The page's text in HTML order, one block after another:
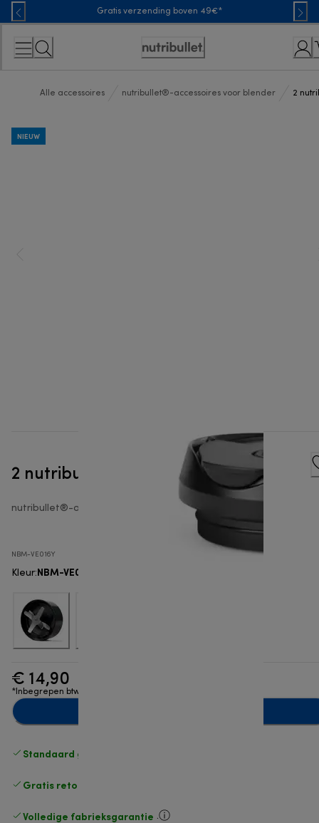
Skip
to
Content
Gratis verzending boven 49€*
Toegankelijkheidsverklaring
Alle accessoires nutribullet®-accessoires voor blender 2
NIEUW
2 nutribullet Flip - To-go deksels
nutribullet®-accessoires voor blender
NBM-VE016Y
Kleur:NBM-VE016Y
€ 14,90
*Inbegrepen btw
Standaard gratis verzending
Gratis retourneren
Volledige fabrieksgarantie .